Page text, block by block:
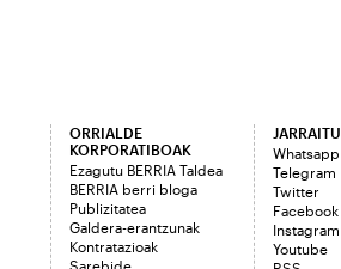
ORRIALDE
KORPORATIBOAK
Ezagutu BERRIA Taldea
BERRIA berri bloga
Publizitatea
Galdera-erantzunak
Kontratazioak
Sarebide
JARRAITU
Whatsapp
Telegram
Twitter
Facebook
Instagram
Youtube